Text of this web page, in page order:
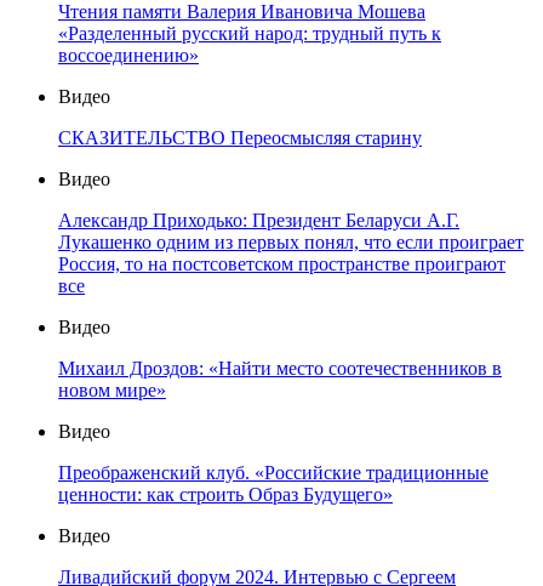
Чтения памяти Валерия Ивановича Мошева
«Разделенный русский народ: трудный путь к
воссоединению»
Видео
СКАЗИТЕЛЬСТВО Переосмысляя старину
Видео
Александр Приходько: Президент Беларуси А.Г.
Лукашенко одним из первых понял, что если проиграет
Россия, то на постсоветском пространстве проиграют
все
Видео
Михаил Дроздов: «Найти место соотечественников в
новом мире»
Видео
Преображенский клуб. «Российские традиционные
ценности: как строить Образ Будущего»
Видео
Ливадийский форум 2024. Интервью с Сергеем